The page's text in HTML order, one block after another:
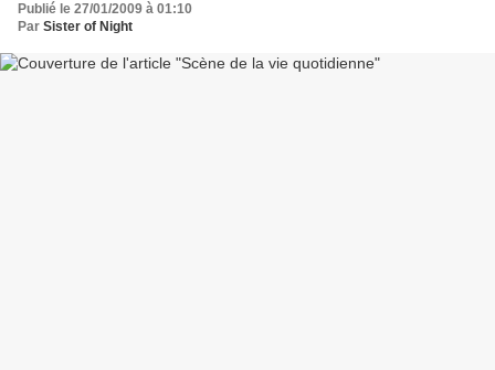
Publié le 27/01/2009 à 01:10
Par Sister of Night